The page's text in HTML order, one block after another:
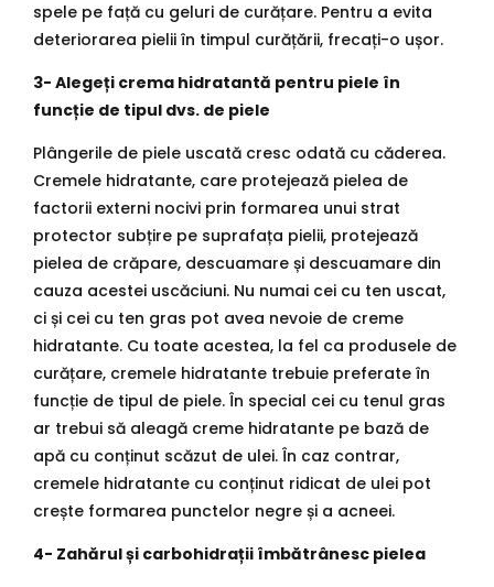
spele pe față cu geluri de curățare. Pentru a evita
deteriorarea pielii în timpul curățării, frecați-o ușor.
3- Alegeți crema hidratantă pentru piele în
funcție de tipul dvs. de piele
Plângerile de piele uscată cresc odată cu căderea.
Cremele hidratante, care protejează pielea de
factorii externi nocivi prin formarea unui strat
protector subțire pe suprafața pielii, protejează
pielea de crăpare, descuamare și descuamare din
cauza acestei uscăciuni. Nu numai cei cu ten uscat,
ci și cei cu ten gras pot avea nevoie de creme
hidratante. Cu toate acestea, la fel ca produsele de
curățare, cremele hidratante trebuie preferate în
funcție de tipul de piele. În special cei cu tenul gras
ar trebui să aleagă creme hidratante pe bază de
apă cu conținut scăzut de ulei. În caz contrar,
cremele hidratante cu conținut ridicat de ulei pot
crește formarea punctelor negre și a acneei.
4- Zahărul și carbohidrații îmbătrânesc pielea